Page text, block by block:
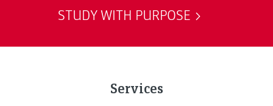
STUDY WITH PURPOSE
Services